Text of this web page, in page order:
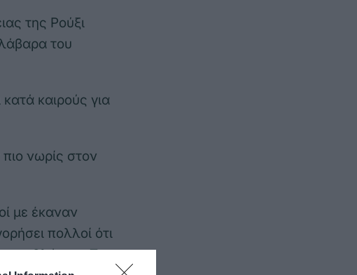
της Ρούξι
του
καιρούς για
νωρίς στον
με έκαναν
πολλοί ότι
αθλήτρια. Το